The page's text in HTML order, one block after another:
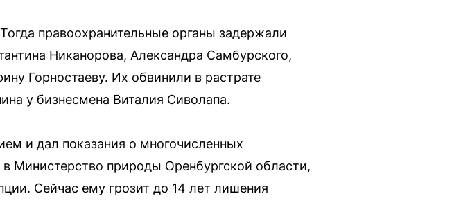
правоохранительные органы задержали
Никанорова, Александра Самбурского,
Горностаеву. Их обвинили в растрате
у бизнесмена Виталия Сиволапа.
и дал показания о многочисленных
Министерство природы Оренбургской области,
Сейчас ему грозит до 14 лет лишения